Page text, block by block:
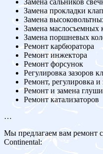
Замена сальников
Замена прокладки
Замена
Замена маслосъемных
Замена поршневых
Ремонт карбюратора
Ремонт инжектора
Ремонт форсунок
Регулировка зазоров
Ремонт, регулировка
Ремонт и замена
Ремонт катализаторов
…
Мы предлагаем вам ремонт
Continental: